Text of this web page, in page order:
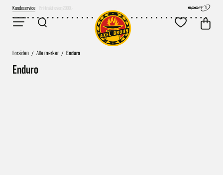
Kundeservice Fri frakt over 2000,-
Forsiden / Alle merker / Enduro
Enduro